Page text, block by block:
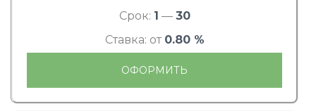
Срок: 1 — 30
Ставка: от 0.80 %
ОФОРМИТЬ